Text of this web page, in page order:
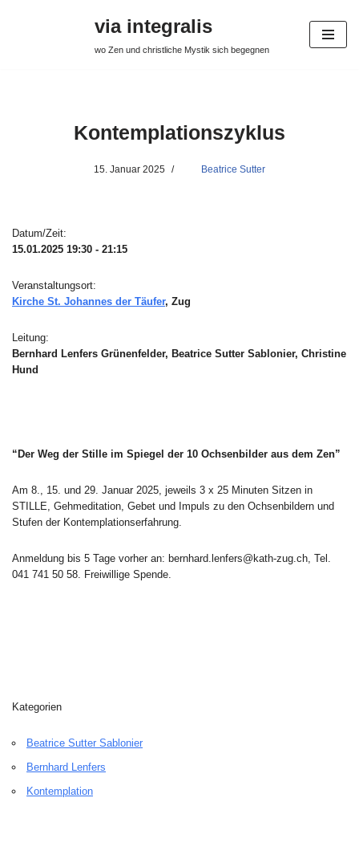
via integralis
wo Zen und christliche Mystik sich begegnen
Kontemplationszyklus
15. Januar 2025 Beatrice Sutter
Datum/Zeit:
15.01.2025 19:30 - 21:15
Veranstaltungsort:
Kirche St. Johannes der Täufer, Zug
Leitung:
Bernhard Lenfers Grünenfelder, Beatrice Sutter Sablonier, Christine
Hund
“Der Weg der Stille im Spiegel der 10 Ochsenbilder aus dem Zen”
Am 8., 15. und 29. Januar 2025, jeweils 3 x 25 Minuten Sitzen in
STILLE, Gehmeditation, Gebet und Impuls zu den Ochsenbildern und
Stufen der Kontemplationserfahrung.
Anmeldung bis 5 Tage vorher an: bernhard.lenfers@kath-zug.ch, Tel.
041 741 50 58. Freiwillige Spende.
Kategorien
Beatrice Sutter Sablonier
Bernhard Lenfers
Kontemplation